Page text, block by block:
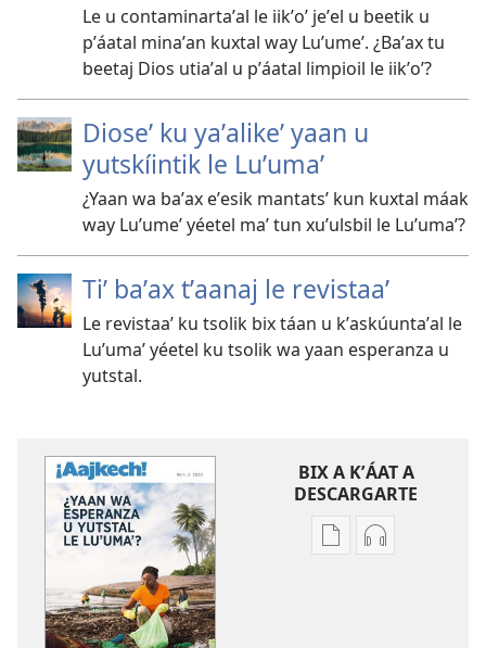
Le u contaminartaʼal le iikʼoʼ jeʼel u beetik u
pʼáatal minaʼan kuxtal way Luʼumeʼ. ¿Baʼax tu
beetaj Dios utiaʼal u pʼáatal limpioil le iikʼoʼ?
Dioseʼ ku yaʼalikeʼ yaan u
yutskíintik le Luʼumaʼ
¿Yaan wa baʼax eʼesik mantatsʼ kun kuxtal máak
way Luʼumeʼ yéetel maʼ tun xuʼulsbil le Luʼumaʼ?
Tiʼ baʼax tʼaanaj le revistaaʼ
Le revistaaʼ ku tsolik bix táan u kʼaskúuntaʼal le
Luʼumaʼ yéetel ku tsolik wa yaan esperanza u
yutstal.
BIX A KʼÁAT A
DESCARGARTE
Bix
Bix